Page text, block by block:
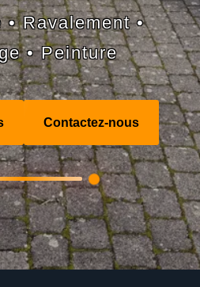
Ravalement •
• Peinture
Contactez-nous